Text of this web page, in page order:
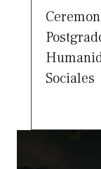
Sociales